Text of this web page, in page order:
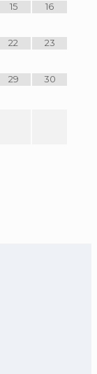
15 16
22 23
29 30